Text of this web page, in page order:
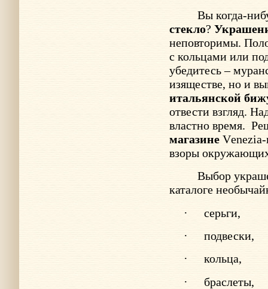
Вы когда-
стекло?
неповторимы.
с кольцами или
убедитесь –
изяществе, но и
итальянской
отвести взгляд.
властно время.
магазине V
взоры
Выбор
каталоге
·
серьги,
·
подвески,
·
кольца,
·
браслеты,